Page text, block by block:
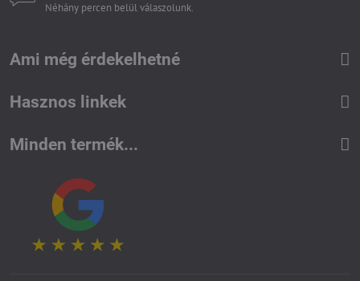
Néhány percen belül válaszolunk.
Ami még érdekelhetné
Hasznos linkek
Minden termék...